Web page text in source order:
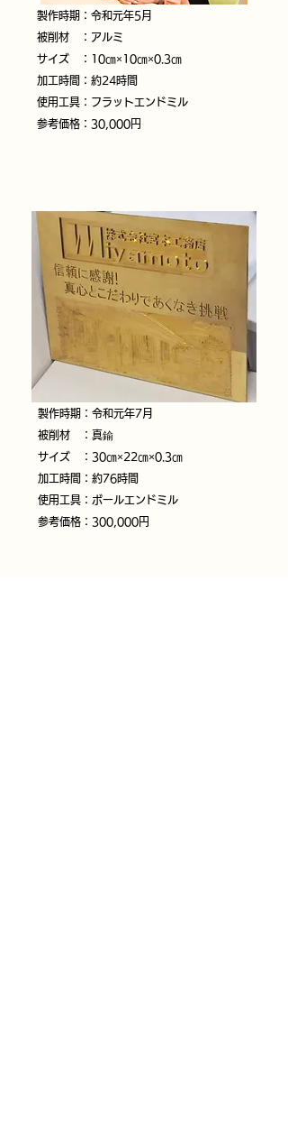
製作時期：令和元年5月
被削材 ：アルミ
サイズ ：10㎝×10㎝×0.3㎝
加工時間：約24時間
使用工具：フラットエンドミル
参考価格：30,000円
製作時期：令和元年7月
被削材 ：真鍮
サイズ ：30㎝×22㎝×0.3㎝
加工時間：約76時間
使用工具：ボールエンドミル
参考価格：300,000円